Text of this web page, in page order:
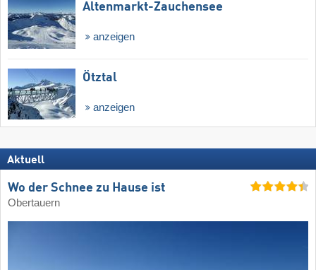
Altenmarkt-Zauchensee
anzeigen
Ötztal
anzeigen
Aktuell
Wo der Schnee zu Hause ist
Obertauern